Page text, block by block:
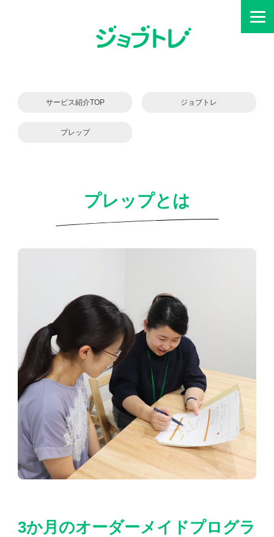
サービス紹介TOP ジョブトレ
プレップ
プレップとは
3か月のオーダーメイドプログラ